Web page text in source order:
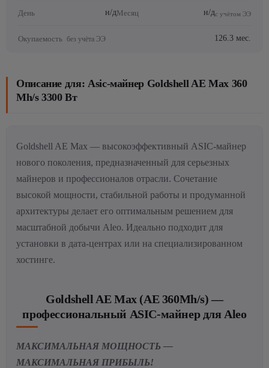
День н/дМесяц н/дс учётом ЭЭ
Окупаемость без учёта ЭЭ 126.3 мес.
Описание для: Asic-майнер Goldshell AE Max 360
Mh/s 3300 Вт
Goldshell AE Max — высокоэффективный ASIC-майнер
нового поколения, предназначенный для серьезных
майнеров и профессионалов отрасли. Сочетание
высокой мощности, стабильной работы и продуманной
архитектуры делает его оптимальным решением для
масштабной добычи Aleo. Идеально подходит для
установки в дата-центрах или на специализированном
хостинге.
Goldshell AE Max (AE 360Mh/s) —
профессиональный ASIC-майнер для Aleo
МАКСИМАЛЬНАЯ МОЩНОСТЬ —
МАКСИМАЛЬНАЯ ПРИБЫЛЬ!